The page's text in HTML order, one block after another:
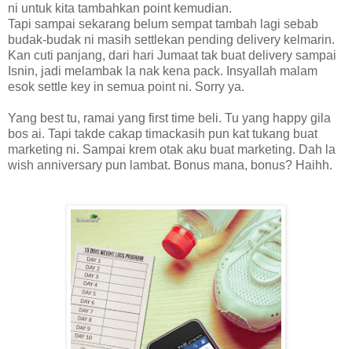
ni untuk kita tambahkan point kemudian.
Tapi sampai sekarang belum sempat tambah lagi sebab
budak-budak ni masih settlekan pending delivery kelmarin.
Kan cuti panjang, dari hari Jumaat tak buat delivery sampai
Isnin, jadi melambak la nak kena pack. Insyallah malam
esok settle key in semua point ni. Sorry ya.
Yang best tu, ramai yang first time beli. Tu yang happy gila
bos ai. Tapi takde cakap timackasih pun kat tukang buat
marketing ni. Sampai krem otak aku buat marketing. Dah la
wish anniversary pun lambat. Bonus mana, bonus? Haihh.